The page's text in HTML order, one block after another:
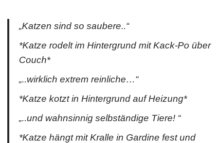
„Katzen sind so saubere..“
*Katze rodelt im Hintergrund mit Kack-Po über
Couch*
„..wirklich extrem reinliche…“
*Katze kotzt in Hintergrund auf Heizung*
„..und wahnsinnig selbständige Tiere! “
*Katze hängt mit Kralle in Gardine fest und